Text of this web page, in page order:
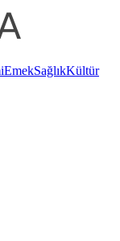
EmekSağlıkKültür